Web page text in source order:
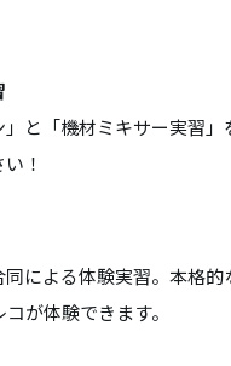
と「機材ミキサー実習
！
による体験実習。本格
が体験できます。